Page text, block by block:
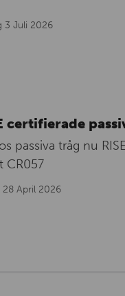
3 Juli 2026
certifierade
passiva tråg nu
CR057
28 April 2026